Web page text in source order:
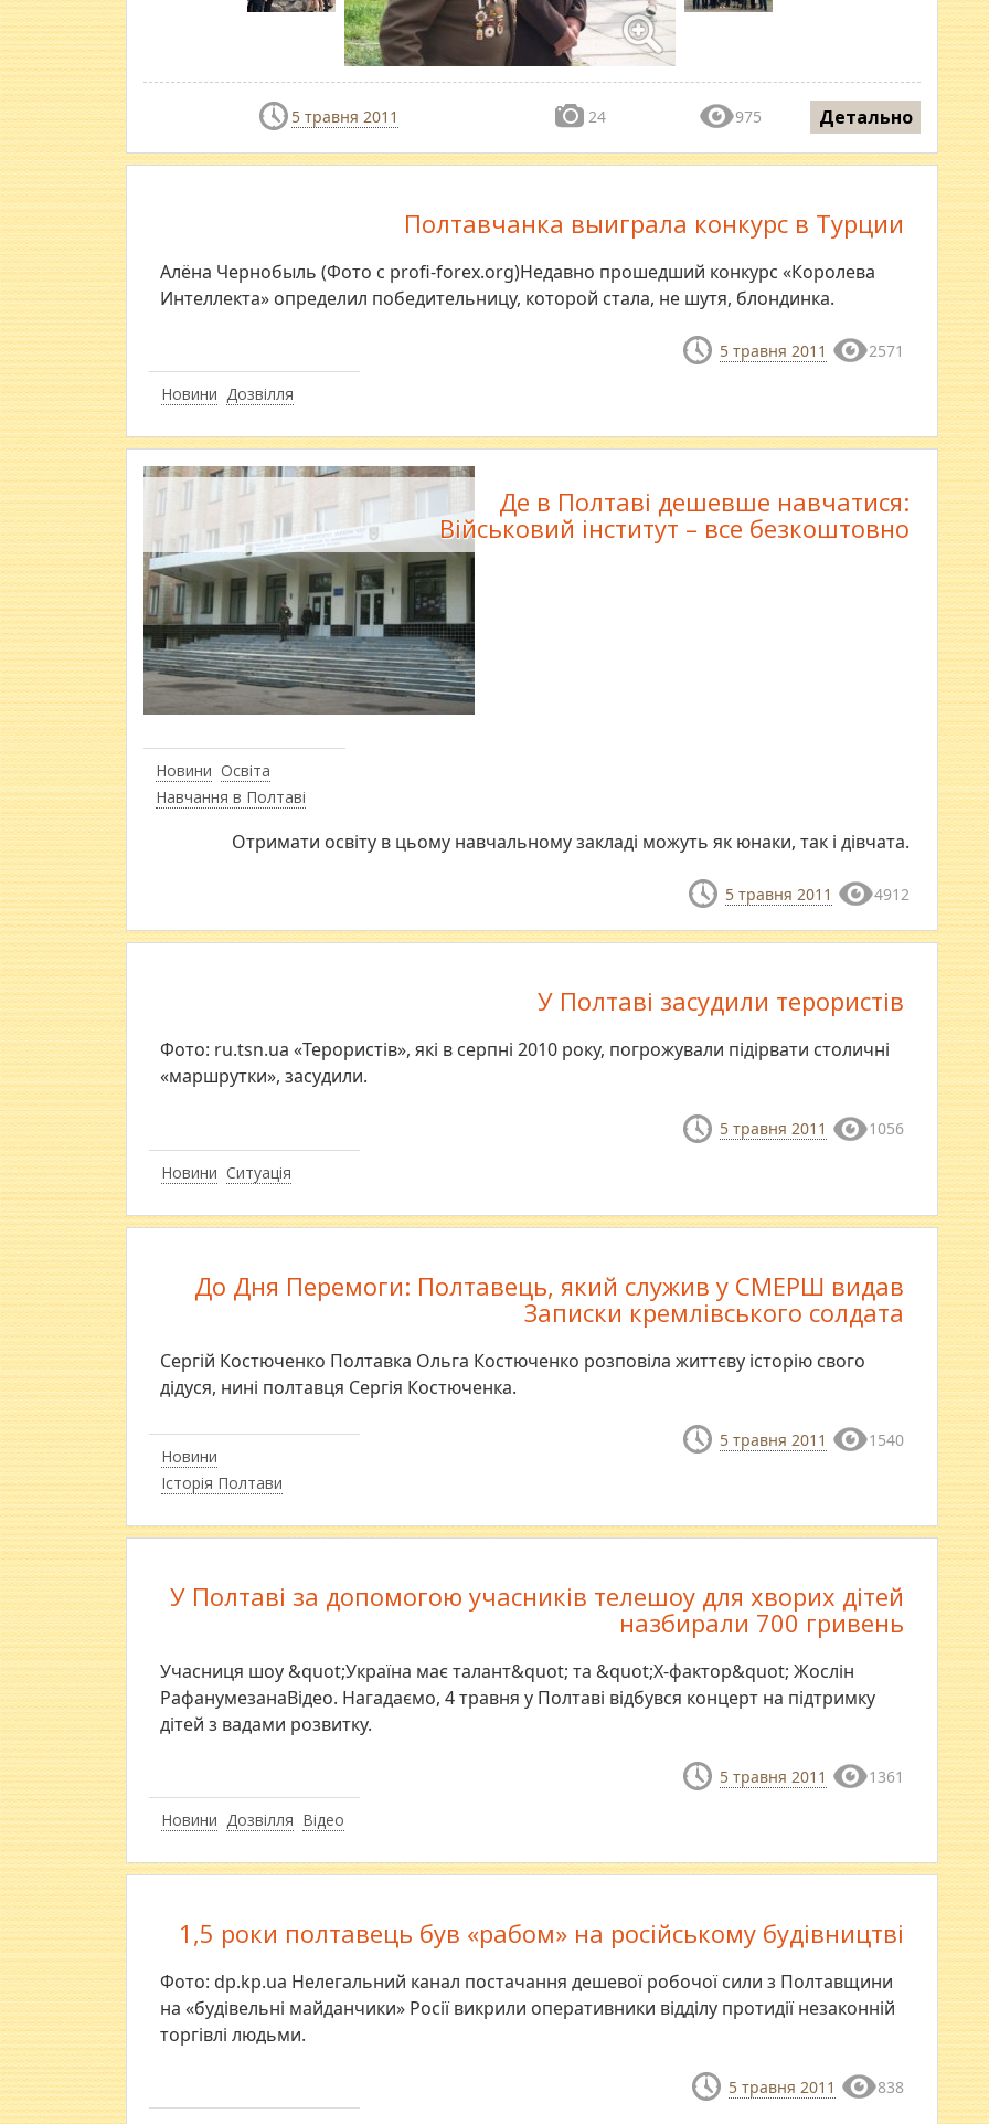
5 травня 2011 24 975 Детально
Новини Дозвілля
Полтавчанка выиграла конкурс в Турции
Алёна Чернобыль (Фото с profi-forex.org)Недавно прошедший конкурс «Королева
Интеллекта» определил победительницу, которой стала, не шутя, блондинка.
5 травня 2011 2571
Новини Освіта
Навчання в Полтаві
Де в Полтаві дешевше навчатися:
Військовий інститут – все безкоштовно
Отримати освіту в цьому навчальному закладі можуть як юнаки, так і дівчата.
5 травня 2011 4912
Новини Ситуація
У Полтаві засудили терористів
Фото: ru.tsn.ua «Терористів», які в серпні 2010 року, погрожували підірвати столичні
«маршрутки», засудили.
5 травня 2011 1056
Новини
Історія Полтави
До Дня Перемоги: Полтавець, який служив у СМЕРШ видав
Записки кремлівського солдата
Сергій Костюченко Полтавка Ольга Костюченко розповіла життєву історію свого
дідуся, нині полтавця Сергія Костюченка.
5 травня 2011 1540
Новини Дозвілля Відео
У Полтаві за допомогою учасників телешоу для хворих дітей
назбирали 700 гривень
Учасниця шоу &quot;Україна має талант&quot; та &quot;Х-фактор&quot; Жослін
РафанумезанаВідео. Нагадаємо, 4 травня у Полтаві відбувся концерт на підтримку
дітей з вадами розвитку.
5 травня 2011 1361
1,5 роки полтавець був «рабом» на російському будівництві
Фото: dp.kp.ua Нелегальний канал постачання дешевої робочої сили з Полтавщини
на «будівельні майданчики» Росії викрили оперативники відділу протидії незаконній
торгівлі людьми.
5 травня 2011 838